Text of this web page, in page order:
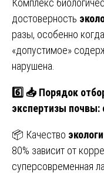
Комплекс
достоверность
разы, особенно
«допустимое»
нарушена.
6️⃣📥 Порядок
экспертизы почвы:
📦 Качество
80% зависит от
суперсовременная